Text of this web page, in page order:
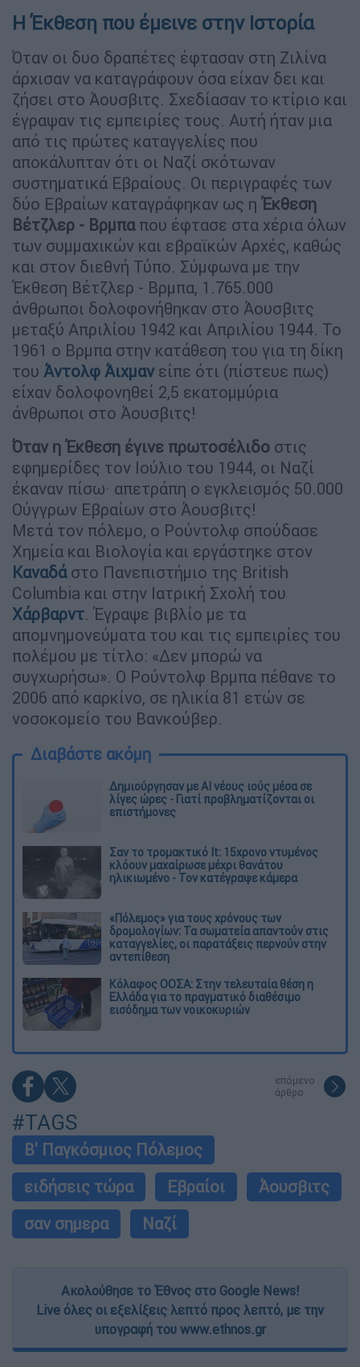
Η Έκθεση που έμεινε στην Ιστορία
Όταν οι δυο δραπέτες έφτασαν στη Ζιλίνα
άρχισαν να καταγράφουν όσα είχαν δει και
ζήσει στο Άουσβιτς. Σχεδίασαν το κτίριο και
έγραψαν τις εμπειρίες τους. Αυτή ήταν μια
από τις πρώτες καταγγελίες που
αποκάλυπταν ότι οι Ναζί σκότωναν
συστηματικά Εβραίους. Οι περιγραφές των
δύο Εβραίων καταγράφηκαν ως η Έκθεση
Βέτζλερ - Βρμπαπου έφτασε στα χέρια όλων
των συμμαχικών και εβραϊκών Αρχές, καθώς
και στον διεθνή Τύπο. Σύμφωνα με την
Έκθεση Βέτζλερ - Βρμπα, 1.765.000
άνθρωποι δολοφονήθηκαν στο Άουσβιτς
μεταξύ Απριλίου 1942 και Απριλίου 1944. Το
1961 ο Βρμπα στην κατάθεση του για τη δίκη
του Άντολφ Άιχμανείπε ότι (πίστευε πως)
είχαν δολοφονηθεί 2,5 εκατομμύρια
άνθρωποι στο Άουσβιτς!
Όταν η Έκθεση έγινε πρωτοσέλιδο στις
εφημερίδες τον Ιούλιο του 1944, οι Ναζί
έκαναν πίσω· απετράπη ο εγκλεισμός 50.000
Ούγγρων Εβραίων στο Άουσβιτς!
Μετά τον πόλεμο, ο Ρούντολφ σπούδασε
Χημεία και Βιολογία και εργάστηκε στον
Καναδά στο Πανεπιστήμιο της British
Columbia και στην Ιατρική Σχολή του
Χάρβαρντ. Έγραψε βιβλίο με τα
απομνημονεύματα του και τις εμπειρίες του
πολέμου με τίτλο: «Δεν μπορώ να
συγχωρήσω». Ο Ρούντολφ Βρμπα πέθανε το
2006 από καρκίνο, σε ηλικία 81 ετών σε
νοσοκομείο του Βανκούβερ.
Διαβάστε ακόμη
Δημιούργησαν με AI νέους ιούς μέσα σε
λίγες ώρες - Γιατί προβληματίζονται οι
επιστήμονες
Σαν το τρομακτικό It: 15χρονο ντυμένος
κλόουν μαχαίρωσε μέχρι θανάτου
ηλικιωμένο - Τον κατέγραψε κάμερα
«Πόλεμος» για τους χρόνους των
δρομολογίων: Τα σωματεία απαντούν στις
καταγγελίες, οι παρατάξεις περνούν στην
αντεπίθεση
Κόλαφος ΟΟΣΑ: Στην τελευταία θέση η
Ελλάδα για το πραγματικό διαθέσιμο
εισόδημα των νοικοκυριών
επόμενο
άρθρο
#TAGS
Β' Παγκόσμιος Πόλεμος
ειδήσεις τώρα
Εβραίοι
Άουσβιτς
σαν σημερα
Ναζί
Ακολούθησε το Έθνος στο Google News!
Live όλες οι εξελίξεις λεπτό προς λεπτό, με την
υπογραφή του www.ethnos.gr